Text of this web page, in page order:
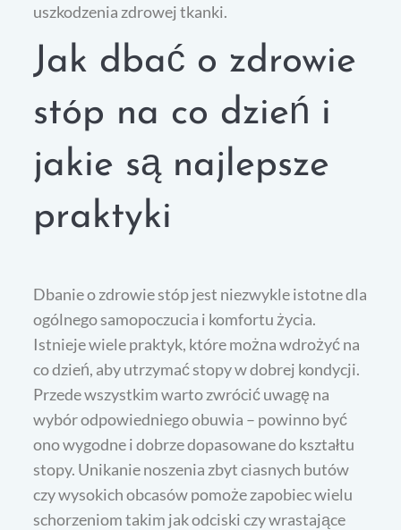
uszkodzenia zdrowej tkanki.
Jak dbać o zdrowie
stóp na co dzień i
jakie są najlepsze
praktyki
Dbanie o zdrowie stóp jest niezwykle istotne dla
ogólnego samopoczucia i komfortu życia.
Istnieje wiele praktyk, które można wdrożyć na
co dzień, aby utrzymać stopy w dobrej kondycji.
Przede wszystkim warto zwrócić uwagę na
wybór odpowiedniego obuwia – powinno być
ono wygodne i dobrze dopasowane do kształtu
stopy. Unikanie noszenia zbyt ciasnych butów
czy wysokich obcasów pomoże zapobiec wielu
schorzeniom takim jak odciski czy wrastające